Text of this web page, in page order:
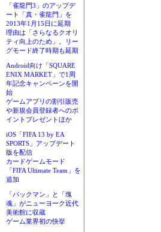
「雀龍門3」のアップデ
ート「真・雀龍門」を
2013年1月15日に延期
理由は「さらなるクオリ
ティ向上のため」。リー
グモード終了時期も延期
Android向け「SQUARE
ENIX MARKET」で1周
年記念キャンペーンを開
始
ゲームアプリの割引販売
や新規会員登録者へのポ
イントプレゼントほか
iOS「FIFA 13 by EA
SPORTS」アップデート
版を配信
カードゲームモード
「FIFA Ultimate Team」を
追加
「パックマン」と「塊
魂」がニューヨーク近代
美術館に収蔵
ゲーム業界初の快挙